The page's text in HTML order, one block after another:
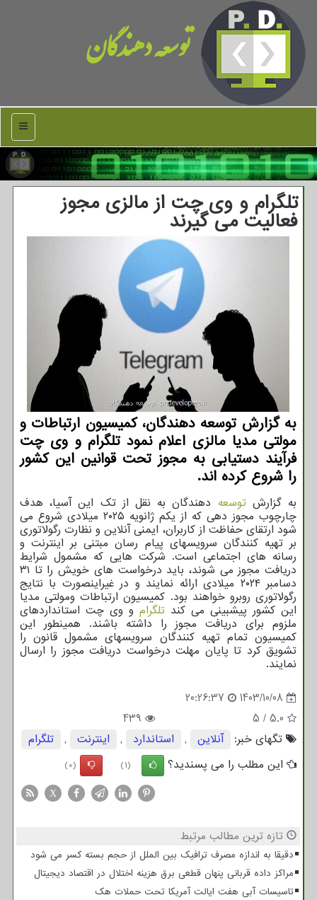
توسعه دهندگان
منو
تلگرام و وی چت از مالزی مجوز
فعالیت می گیرند
به گزارش توسعه دهندگان، کمیسیون ارتباطات و
مولتی مدیا مالزی اعلام نمود تلگرام و وی چت
فرآیند دستیابی به مجوز تحت قوانین این کشور
را شروع کرده اند.
به گزارشتوسعه دهندگان به نقل از تک این آسیا، هدف
چارچوب مجوز دهی که از یکم ژانویه ۲۰۲۵ میلادی شروع می
شود ارتقای حفاظت از کاربران، ایمنی آنلاین و نظارت رگولاتوری
بر تهیه کنندگان سرویسهای پیام رسان مبتنی بر اینترنت و
رسانه های اجتماعی است. شرکت هایی که مشمول شرایط
دریافت مجوز می شوند، باید درخواست های خویش را تا ۳۱
دسامبر ۲۰۲۴ میلادی ارائه نمایند و در غیراینصورت با نتایج
رگولاتوری روبرو خواهند بود. کمیسیون ارتباطات ومولتی مدیا
این کشور پیشبینی می کند تلگرام و وی چت استانداردهای
ملزوم برای دریافت مجوز را داشته باشند. همینطور این
کمیسیون تمام تهیه کنندگان سرویسهای مشمول قانون را
تشویق کرد تا پایان مهلت درخواست دریافت مجوز را ارسال
نمایند.
1403/10/08
20:26:37
5.0
/
5
439
تگهای خبر:
آنلاین , استاندارد , اینترنت ,
تلگرام
این مطلب را می پسندید؟
(1)
(0)
X
تازه ترین مطالب مرتبط
دقیقا به اندازه مصرف ترافیک بین الملل از حجم بسته کسر می شود
مراکز داده قربانی پنهان قطعی برق هزینه اختلال در اقتصاد دیجیتال
تاسیسات آبی هفت ایالت آمریکا تحت حملات هک